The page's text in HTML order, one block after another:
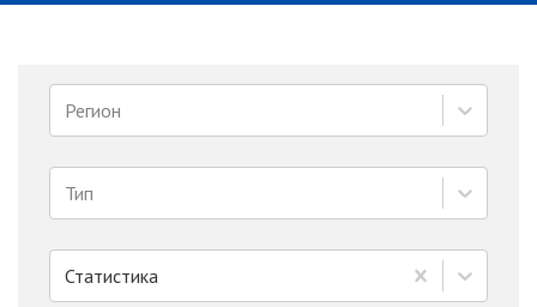
Регион
Тип
Статистика